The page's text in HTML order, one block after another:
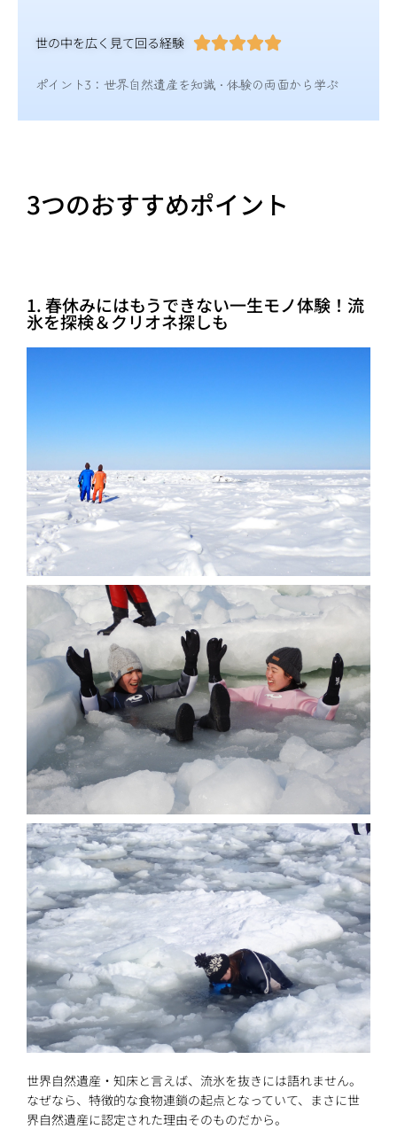
世の中を広く見て回る経験 
ポイント3：世界自然遺産を知識・体験の両面から学ぶ
3つのおすすめポイント
1. 春休みにはもうできない一生モノ体験！流
氷を探検＆クリオネ探しも
世界自然遺産・知床と言えば、流氷を抜きには語れません。
なぜなら、特徴的な食物連鎖の起点となっていて、まさに世
界自然遺産に認定された理由そのものだから。